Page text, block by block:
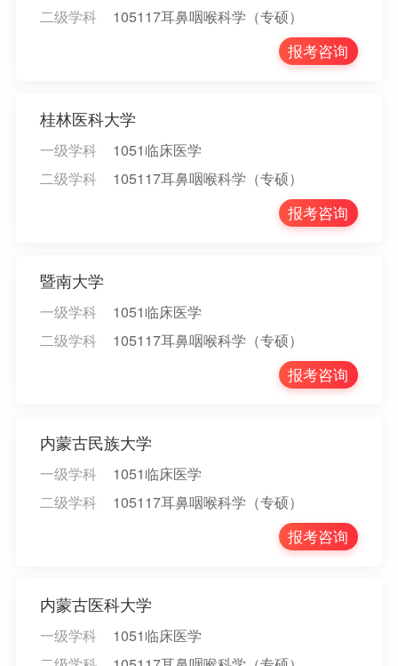
二级学科
105117耳鼻咽喉科学（专硕）
报考咨询
桂林医科大学
一级学科
1051临床医学
二级学科
105117耳鼻咽喉科学（专硕）
报考咨询
暨南大学
一级学科
1051临床医学
二级学科
105117耳鼻咽喉科学（专硕）
报考咨询
内蒙古民族大学
一级学科
1051临床医学
二级学科
105117耳鼻咽喉科学（专硕）
报考咨询
内蒙古医科大学
一级学科
1051临床医学